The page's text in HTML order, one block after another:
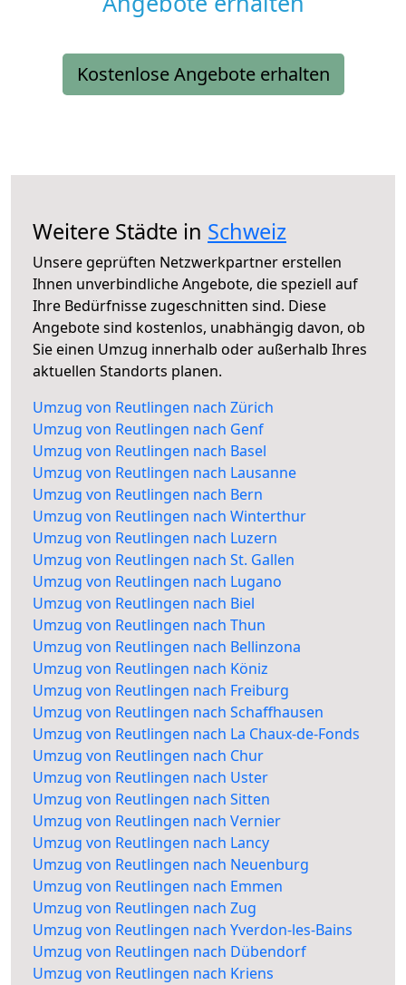
Kostenlose Angebote erhalten
Weitere Städte in Schweiz
Unsere geprüften Netzwerkpartner erstellen
Ihnen unverbindliche Angebote, die speziell auf
Ihre Bedürfnisse zugeschnitten sind. Diese
Angebote sind kostenlos, unabhängig davon, ob
Sie einen Umzug innerhalb oder außerhalb Ihres
aktuellen Standorts planen.
Umzug von Reutlingen nach Zürich
Umzug von Reutlingen nach Genf
Umzug von Reutlingen nach Basel
Umzug von Reutlingen nach Lausanne
Umzug von Reutlingen nach Bern
Umzug von Reutlingen nach Winterthur
Umzug von Reutlingen nach Luzern
Umzug von Reutlingen nach St. Gallen
Umzug von Reutlingen nach Lugano
Umzug von Reutlingen nach Biel
Umzug von Reutlingen nach Thun
Umzug von Reutlingen nach Bellinzona
Umzug von Reutlingen nach Köniz
Umzug von Reutlingen nach Freiburg
Umzug von Reutlingen nach Schaffhausen
Umzug von Reutlingen nach La Chaux-de-Fonds
Umzug von Reutlingen nach Chur
Umzug von Reutlingen nach Uster
Umzug von Reutlingen nach Sitten
Umzug von Reutlingen nach Vernier
Umzug von Reutlingen nach Lancy
Umzug von Reutlingen nach Neuenburg
Umzug von Reutlingen nach Emmen
Umzug von Reutlingen nach Zug
Umzug von Reutlingen nach Yverdon-les-Bains
Umzug von Reutlingen nach Dübendorf
Umzug von Reutlingen nach Kriens